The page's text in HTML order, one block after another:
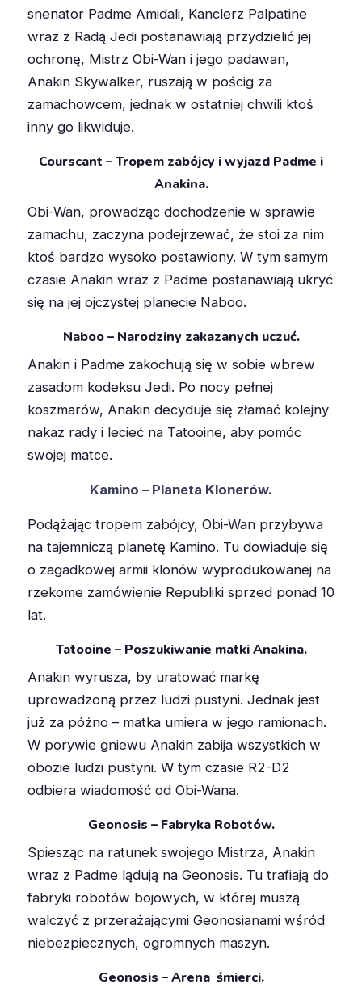
snenator Padme Amidali, Kanclerz Palpatine
wraz z Radą Jedi postanawiają przydzielić jej
ochronę, Mistrz Obi-Wan i jego padawan,
Anakin Skywalker, ruszają w pościg za
zamachowcem, jednak w ostatniej chwili ktoś
inny go likwiduje.
Courscant – Tropem zabójcy i wyjazd Padme i
Anakina.
Obi-Wan, prowadząc dochodzenie w sprawie
zamachu, zaczyna podejrzewać, że stoi za nim
ktoś bardzo wysoko postawiony. W tym samym
czasie Anakin wraz z Padme postanawiają ukryć
się na jej ojczystej planecie Naboo.
Naboo – Narodziny zakazanych uczuć.
Anakin i Padme zakochują się w sobie wbrew
zasadom kodeksu Jedi. Po nocy pełnej
koszmarów, Anakin decyduje się złamać kolejny
nakaz rady i lecieć na Tatooine, aby pomóc
swojej matce.
Kamino – Planeta Klonerów.
Podążając tropem zabójcy, Obi-Wan przybywa
na tajemniczą planetę Kamino. Tu dowiaduje się
o zagadkowej armii klonów wyprodukowanej na
rzekome zamówienie Republiki sprzed ponad 10
lat.
Tatooine – Poszukiwanie matki Anakina.
Anakin wyrusza, by uratować markę
uprowadzoną przez ludzi pustyni. Jednak jest
już za późno – matka umiera w jego ramionach.
W porywie gniewu Anakin zabija wszystkich w
obozie ludzi pustyni. W tym czasie R2-D2
odbiera wiadomość od Obi-Wana.
Geonosis – Fabryka Robotów.
Spiesząc na ratunek swojego Mistrza, Anakin
wraz z Padme lądują na Geonosis. Tu trafiają do
fabryki robotów bojowych, w której muszą
walczyć z przerażającymi Geonosianami wśród
niebezpiecznych, ogromnych maszyn.
Geonosis – Arena śmierci.